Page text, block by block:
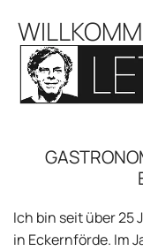
Ich bin seit über 25
in Eckernförde. Im